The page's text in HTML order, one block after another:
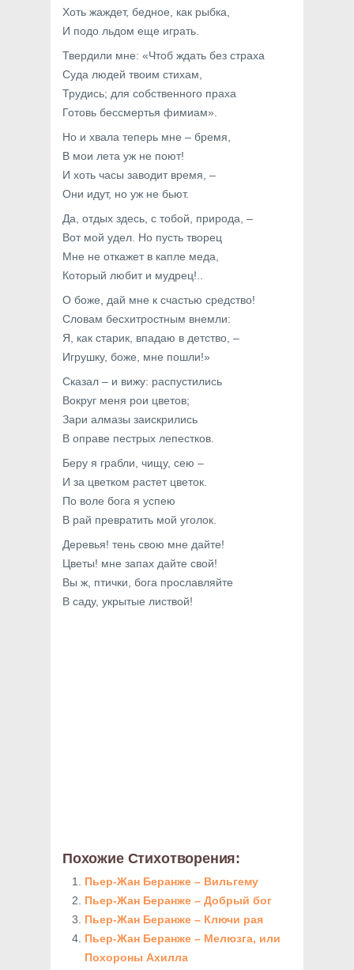
Хоть жаждет, бедное, как рыбка,
И подо льдом еще играть.
Твердили мне: «Чтоб ждать без страха
Суда людей твоим стихам,
Трудись; для собственного праха
Готовь бессмертья фимиам».
Но и хвала теперь мне – бремя,
В мои лета уж не поют!
И хоть часы заводит время, –
Они идут, но уж не бьют.
Да, отдых здесь, с тобой, природа, –
Вот мой удел. Но пусть творец
Мне не откажет в капле меда,
Который любит и мудрец!..
О боже, дай мне к счастью средство!
Словам бесхитростным внемли:
Я, как старик, впадаю в детство, –
Игрушку, боже, мне пошли!»
Сказал – и вижу: распустились
Вокруг меня рои цветов;
Зари алмазы заискрились
В оправе пестрых лепестков.
Беру я грабли, чищу, сею –
И за цветком растет цветок.
По воле бога я успею
В рай превратить мой уголок.
Деревья! тень свою мне дайте!
Цветы! мне запах дайте свой!
Вы ж, птички, бога прославляйте
В саду, укрытые листвой!
Похожие Стихотворения:
Пьер-Жан Беранже – Вильгему
Пьер-Жан Беранже – Добрый бог
Пьер-Жан Беранже – Ключи рая
Пьер-Жан Беранже – Мелюзга, или
Похороны Ахилла